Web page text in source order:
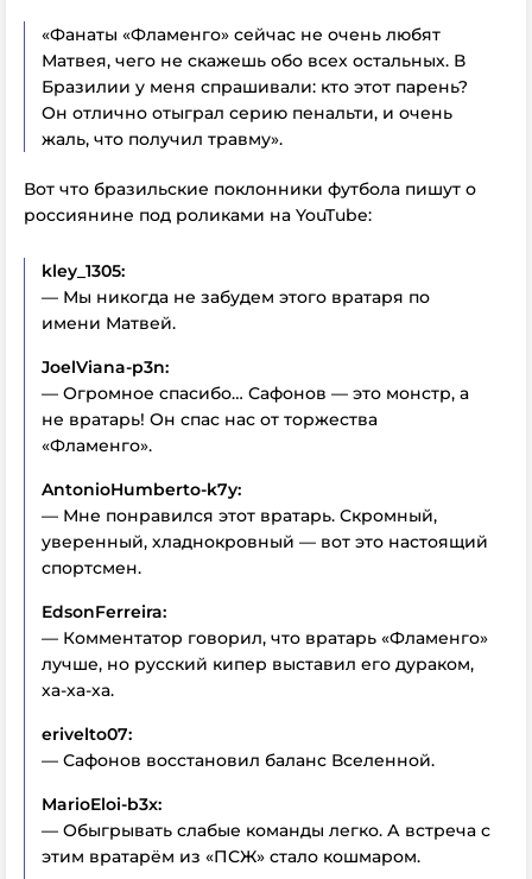
«Фанаты «Фламенго» сейчас не очень любят
Матвея, чего не скажешь обо всех остальных. В
Бразилии у меня спрашивали: кто этот парень?
Он отлично отыграл серию пенальти, и очень
жаль, что получил травму».
Вот что бразильские поклонники футбола пишут о
россиянине под роликами на YouTube:
kley_1305:
— Мы никогда не забудем этого вратаря по
имени Матвей.
JoelViana-p3n:
— Огромное спасибо… Сафонов — это монстр, а
не вратарь! Он спас нас от торжества
«Фламенго».
AntonioHumberto-k7y:
— Мне понравился этот вратарь. Скромный,
уверенный, хладнокровный — вот это настоящий
спортсмен.
EdsonFerreira:
— Комментатор говорил, что вратарь «Фламенго»
лучше, но русский кипер выставил его дураком,
ха-ха-ха.
erivelto07:
— Сафонов восстановил баланс Вселенной.
MarioEloi-b3x:
— Обыгрывать слабые команды легко. А встреча с
этим вратарём из «ПСЖ» стало кошмаром.